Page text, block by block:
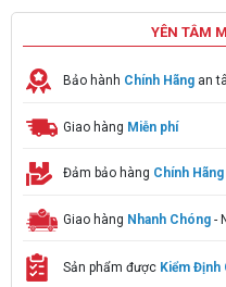
YÊN TÂM
Bảo hành Chính Hãng an
Giao hàng Miễn phí
Đảm bảo hàng Chính Hãng
Giao hàng Nhanh Chóng -
Sản phẩm được Kiểm Định